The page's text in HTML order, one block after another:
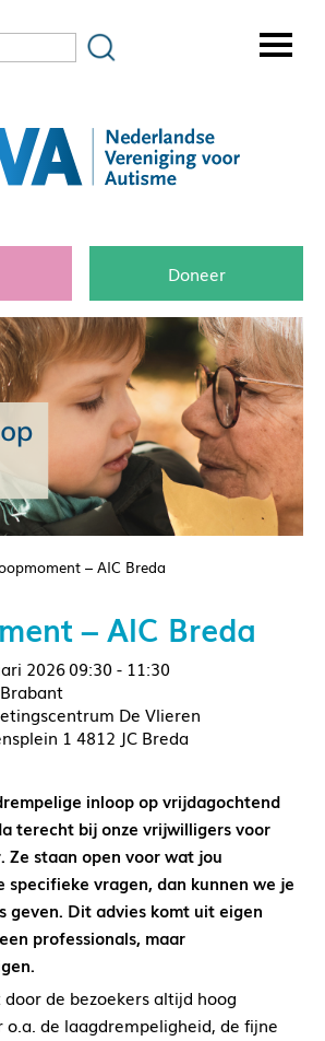
Doneer
– AIC Breda
– AIC Breda
202609:30 - 11:30
De Vlieren
1 4812 JC Breda
inloop op vrijdagochtend
terecht bij onze vrijwilligers voor
Ze staan open voor wat jou
specifieke vragen, dan kunnen we je
geven. Dit advies komt uit eigen
professionals, maar
de bezoekers altijd hoog
de laagdrempeligheid, de fijne